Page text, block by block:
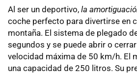
Al ser un deportivo, la
coche perfecto para divertirse en
montaña. El sistema de plegado
segundos y se puede abrir o
velocidad máxima de 50 km/h. El
una capacidad de 250 litros. Su